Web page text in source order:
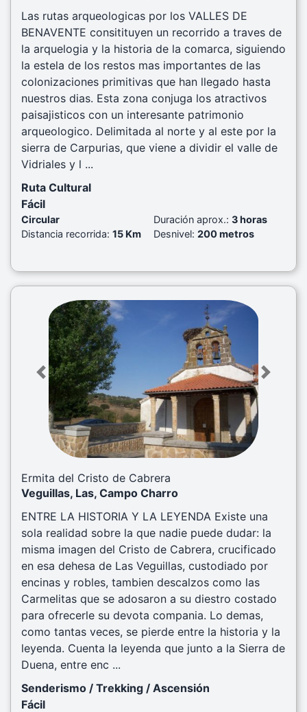
Las rutas arqueologicas por los VALLES DE
BENAVENTE consitituyen un recorrido a traves de
la arquelogia y la historia de la comarca, siguiendo
la estela de los restos mas importantes de las
colonizaciones primitivas que han llegado hasta
nuestros dias. Esta zona conjuga los atractivos
paisajisticos con un interesante patrimonio
arqueologico. Delimitada al norte y al este por la
sierra de Carpurias, que viene a dividir el valle de
Vidriales y l ...
Ruta Cultural
Fácil
Circular Duración aprox.: 3 horas
Distancia recorrida: 15 Km Desnivel: 200 metros
Previous Next
Ermita del Cristo de Cabrera
Veguillas, Las, Campo Charro
ENTRE LA HISTORIA Y LA LEYENDA Existe una
sola realidad sobre la que nadie puede dudar: la
misma imagen del Cristo de Cabrera, crucificado
en esa dehesa de Las Veguillas, custodiado por
encinas y robles, tambien descalzos como las
Carmelitas que se adosaron a su diestro costado
para ofrecerle su devota compania. Lo demas,
como tantas veces, se pierde entre la historia y la
leyenda. Cuenta la leyenda que junto a la Sierra de
Duena, entre enc ...
Senderismo / Trekking / Ascensión
Fácil